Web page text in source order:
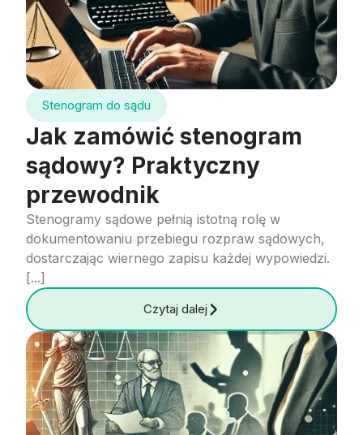
Stenogram do sądu
Jak zamówić stenogram
sądowy? Praktyczny
przewodnik
Stenogramy sądowe pełnią istotną rolę w
dokumentowaniu przebiegu rozpraw sądowych,
dostarczając wiernego zapisu każdej wypowiedzi.
[...]
Czytaj dalej